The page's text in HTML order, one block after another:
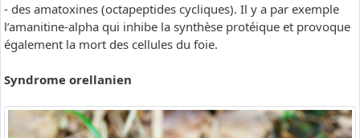
- des amatoxines (octapeptides cycliques). Il y a par exemple
l’amanitine-alpha qui inhibe la synthèse protéique et provoque
également la mort des cellules du foie.
Syndrome orellanien